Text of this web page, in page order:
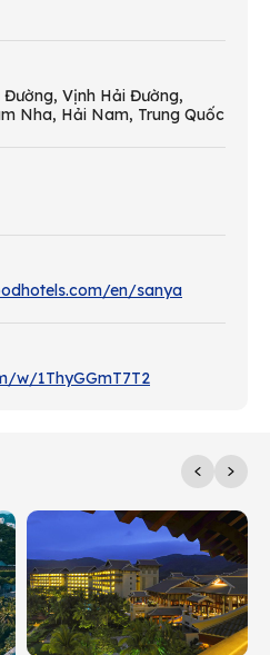
Vịnh Hải Đường,
Nha, Hải Nam, Trung Quốc
en/sanya
w/1ThyGGmT7T2